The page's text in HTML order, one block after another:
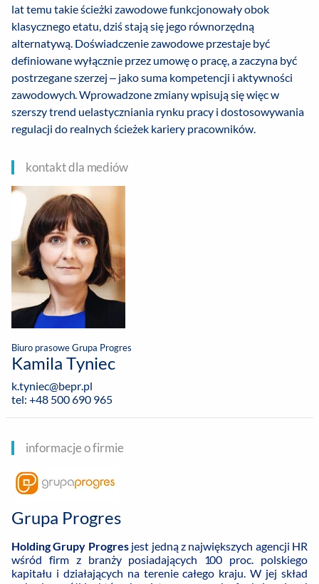
lat temu takie ścieżki zawodowe funkcjonowały obok
klasycznego etatu, dziś stają się jego równorzędną
alternatywą. Doświadczenie zawodowe przestaje być
definiowane wyłącznie przez umowę o pracę, a zaczyna być
postrzegane szerzej – jako suma kompetencji i aktywności
zawodowych. Wprowadzone zmiany wpisują się więc w
szerszy trend uelastyczniania rynku pracy i dostosowywania
regulacji do realnych ścieżek kariery pracowników.
kontakt dla mediów
Biuro prasowe Grupa Progres
Kamila Tyniec
k.tyniec@bepr.pl
tel: +48 500 690 965
informacje o firmie
Grupa Progres
Holding Grupy Progres jest jedną z największych agencji HR
wśród firm z branży posiadających 100 proc. polskiego
kapitału i działających na terenie całego kraju. W jej skład